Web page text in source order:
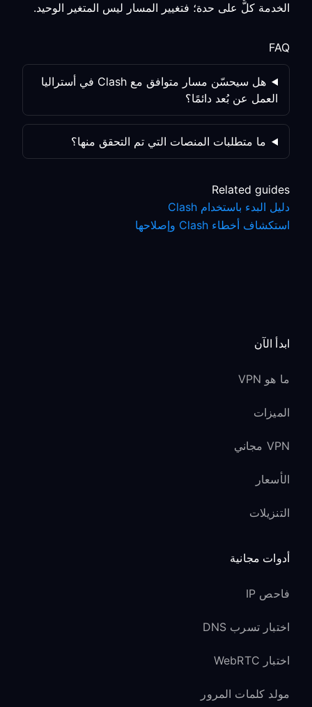
الخدمة كلٌّ على حدة؛ فتغيير المسار ليس المتغير الوحيد.
FAQ
هل سيحسّن مسار متوافق مع Clash في أستراليا
العمل عن بُعد دائمًا؟
ما متطلبات المنصات التي تم التحقق منها؟
Related guides
دليل البدء باستخدام Clash
استكشاف أخطاء Clash وإصلاحها
ابدأ الآن
ما هو VPN
الميزات
VPN مجاني
الأسعار
التنزيلات
أدوات مجانية
فاحص IP
اختبار تسرب DNS
اختبار WebRTC
مولد كلمات المرور